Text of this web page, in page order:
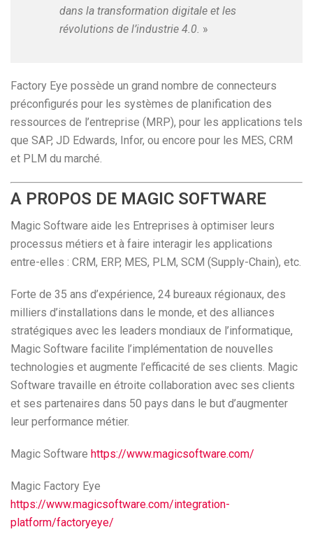
dans la transformation digitale et les
révolutions de l’industrie 4.0. »
Factory Eye possède un grand nombre de connecteurs
préconfigurés pour les systèmes de planification des
ressources de l’entreprise (MRP), pour les applications tels
que SAP, JD Edwards, Infor, ou encore pour les MES, CRM
et PLM du marché.
A PROPOS DE MAGIC SOFTWARE
Magic Software aide les Entreprises à optimiser leurs
processus métiers et à faire interagir les applications
entre-elles : CRM, ERP, MES, PLM, SCM (Supply-Chain), etc.
Forte de 35 ans d’expérience, 24 bureaux régionaux, des
milliers d’installations dans le monde, et des alliances
stratégiques avec les leaders mondiaux de l’informatique,
Magic Software facilite l’implémentation de nouvelles
technologies et augmente l’efficacité de ses clients. Magic
Software travaille en étroite collaboration avec ses clients
et ses partenaires dans 50 pays dans le but d’augmenter
leur performance métier.
Magic Software https://www.magicsoftware.com/
Magic Factory Eye
https://www.magicsoftware.com/integration-
platform/factoryeye/